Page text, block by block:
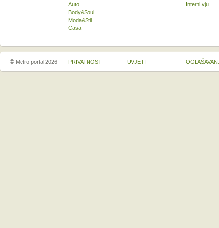
Auto
Body&Soul
Moda&Stil
Casa
Interni vju
© Metro portal 2026 PRIVATNOST UVJETI